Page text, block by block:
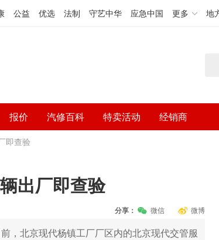
公益 优选 法制 守艺中华 应急中国 更多 地
报价 汽修百科 特卖活动 经销商
即查验
出厂即查验
分享： 微信 微博
，北京现代杨镇工厂厂区内的北京现代交管服